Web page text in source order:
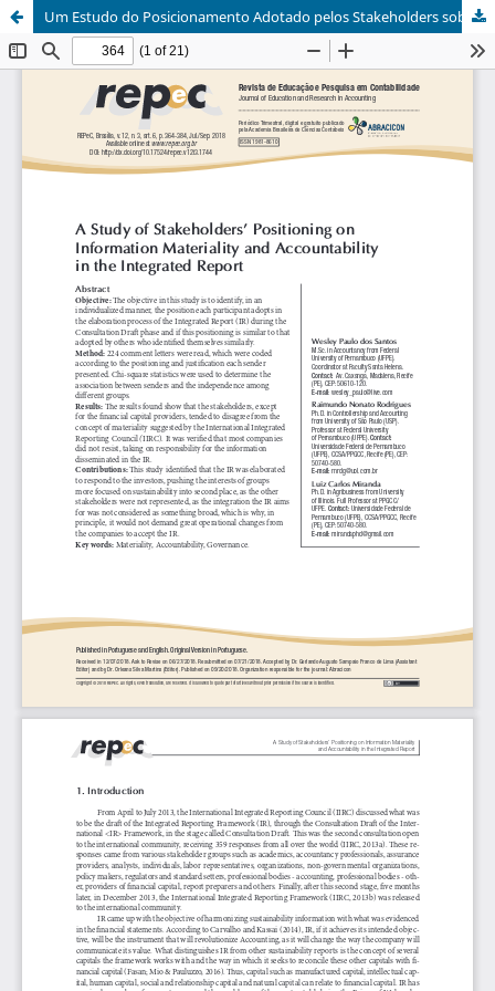
Um Estudo do Posicionamento Adotado pelos Stakeholders sobre a Materialidade e a Responsabilização das Informações Contidas no Relato Integrado